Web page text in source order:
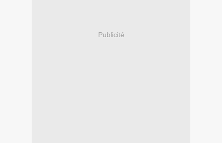
Publicité